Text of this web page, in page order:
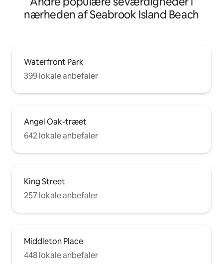
nærheden af Seabrook Island Beach
Waterfront Park
399 lokale anbefaler
Angel Oak-træet
642 lokale anbefaler
King Street
257 lokale anbefaler
Middleton Place
448 lokale anbefaler